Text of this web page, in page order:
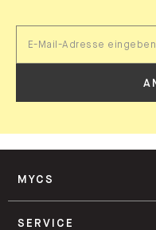
MYCS
SERVICE